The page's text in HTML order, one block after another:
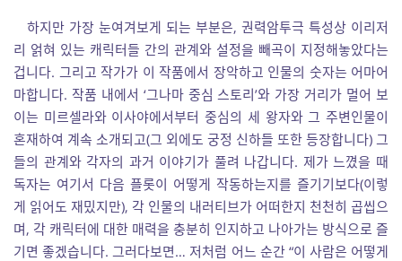
하지만 가장 눈여겨보게 되는 부분은, 권력암투극 특성상 이리저
리 얽혀 있는 캐릭터들 간의 관계와 설정을 빼곡이 지정해놓았다는
겁니다. 그리고 작가가 이 작품에서 장악하고 인물의 숫자는 어마어
마합니다. 작품 내에서 ‘그나마 중심 스토리’와 가장 거리가 멀어 보
이는 미르셀라와 이사야에서부터 중심의 세 왕자와 그 주변인물이
혼재하여 계속 소개되고(그 외에도 궁정 신하들 또한 등장합니다) 그
들의 관계와 각자의 과거 이야기가 풀려 나갑니다. 제가 느꼈을 때
독자는 여기서 다음 플롯이 어떻게 작동하는지를 즐기기보다(이렇
게 읽어도 재밌지만), 각 인물의 내러티브가 어떠한지 천천히 곱씹으
며, 각 캐릭터에 대한 매력을 충분히 인지하고 나아가는 방식으로 즐
기면 좋겠습니다. 그러다보면… 저처럼 어느 순간 “이 사람은 어떻게